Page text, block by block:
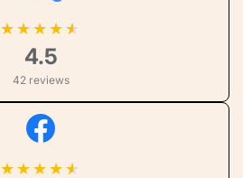
★★★★
4.5
42 reviews
★★★★